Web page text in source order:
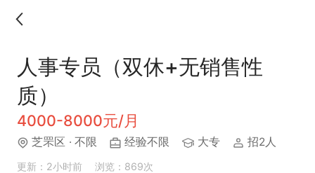
人事专员（双休+无销售性
质）
4000-8000元/月
芝罘区 · 不限 经验不限 大专 招2人
更新：2小时前 浏览：869次